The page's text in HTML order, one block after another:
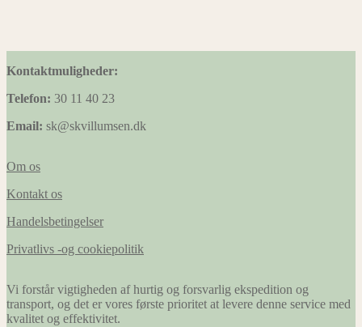
Kontaktmuligheder:
Telefon: 30 11 40 23
Email: sk@skvillumsen.dk
Om os
Kontakt os
Handelsbetingelser
Privatlivs -og cookiepolitik
Vi forstår vigtigheden af hurtig og forsvarlig ekspedition og
transport, og det er vores første prioritet at levere denne service med
kvalitet og effektivitet.